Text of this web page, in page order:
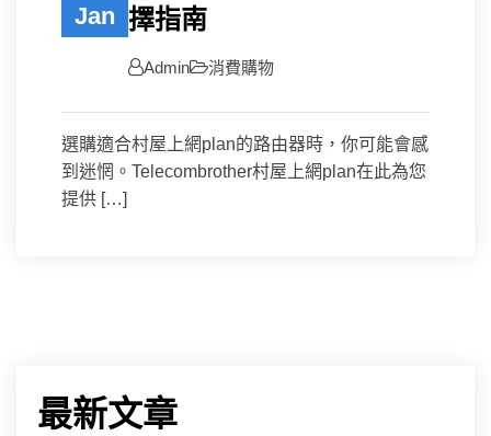
Jan 擇指南
Admin 消費購物
選購適合村屋上網plan的路由器時，你可能會感
到迷惘。Telecombrother村屋上網plan在此為您
提供 […]
最新文章